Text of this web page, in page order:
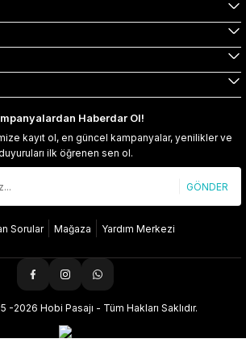
Haberdar Ol!
kayıt ol, en güncel kampanyalar, yenilikler ve
ilk öğrenen sen ol.
GÖNDER
Sorular Mağaza Yardım Merkezi
-2026 Hobi Pasajı - Tüm Hakları Saklıdır.